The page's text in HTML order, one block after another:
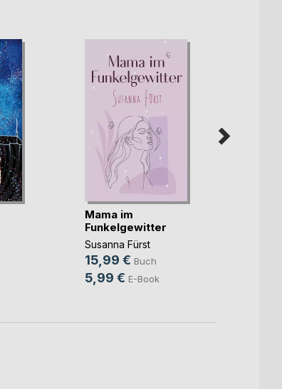
Mama im
Funkelgewitter
Susanna Fürst
15,99 € Buch
5,99 € E-Book